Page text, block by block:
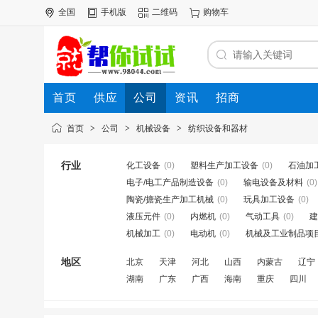
全国 手机版 二维码 购物车
首页 供应 公司 资讯 招商
首页 > 公司 > 机械设备 > 纺织设备和器材
行业 化工设备 (0) 塑料生产加工设备 (0)
石油加
电子/电工产品制造设备 (0) 输电设备及材料 (0)
陶瓷/搪瓷生产加工机械 (0) 玩具加工设备 (0)
液压元件 (0) 内燃机 (0) 气动工具 (0)
机械加工 (0) 电动机 (0) 机械及工业制品项
地区 北京 天津 河北 山西 内蒙古
辽宁
湖南
广东 广西 海南 重庆 四川